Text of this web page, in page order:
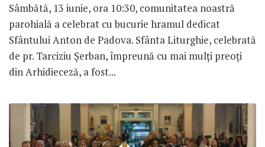
Sâmbătă, 13 iunie, ora 10:30, comunitatea noastră
parohială a celebrat cu bucurie hramul dedicat
Sfântului Anton de Padova. Sfânta Liturghie, celebrată
de pr. Tarciziu Șerban, împreună cu mai mulți preoți
din Arhidieceză, a fost...